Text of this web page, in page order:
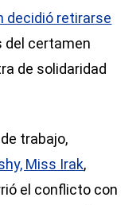
decidió retirarse
del certamen
de solidaridad
trabajo,
Miss Irak,
el conflicto con